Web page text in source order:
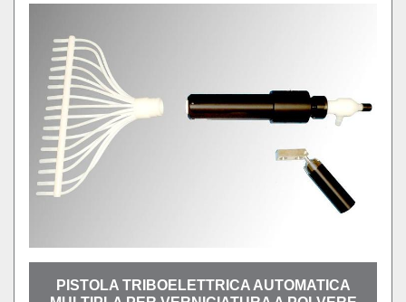
PISTOLA TRIBOELETTRICA AUTOMATICA